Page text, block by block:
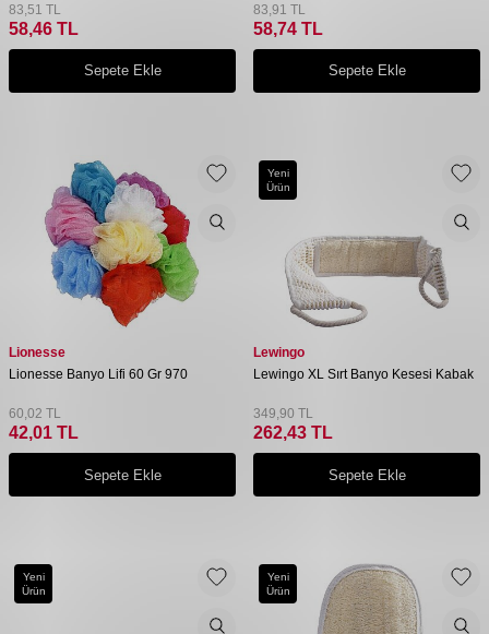
83,51 TL
58,46 TL
Sepete Ekle
83,91 TL
58,74 TL
Sepete Ekle
Lionesse
Lionesse Banyo Lifi 60 Gr 970
60,02 TL
42,01 TL
Sepete Ekle
Yeni
Ürün
Lewingo
Lewingo XL Sırt Banyo Kesesi Kabak
349,90 TL
262,43 TL
Sepete Ekle
Yeni
Ürün
Yeni
Ürün